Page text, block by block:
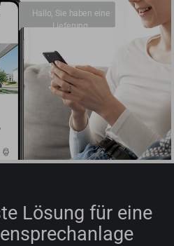
Hallo, Sie haben eine
Lieferung.
Lösung für eine